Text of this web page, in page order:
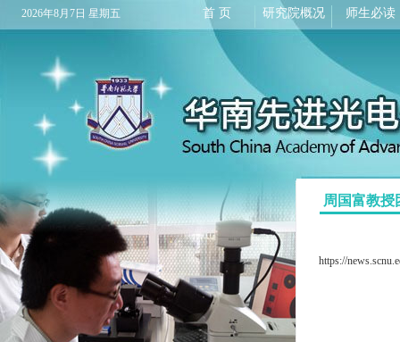
2026年8月7日 星期五 首 页 研究院概况 师生必读
周国富教授
https://